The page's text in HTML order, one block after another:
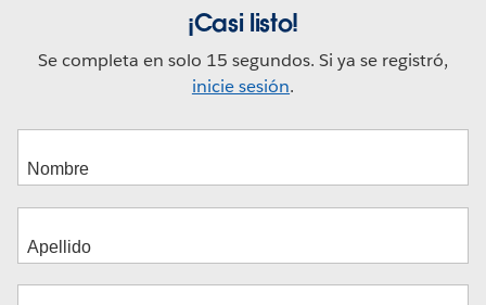
¡Casi listo!
Se completa en solo 15 segundos. Si ya se registró,
inicie sesión.